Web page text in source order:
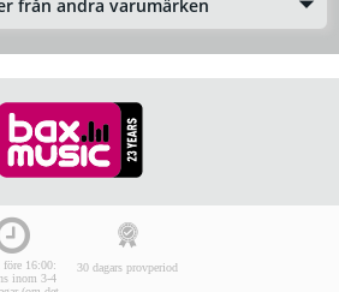
från andra varumärken
före 16:00:
inom 3-4
30 dagars provperiod